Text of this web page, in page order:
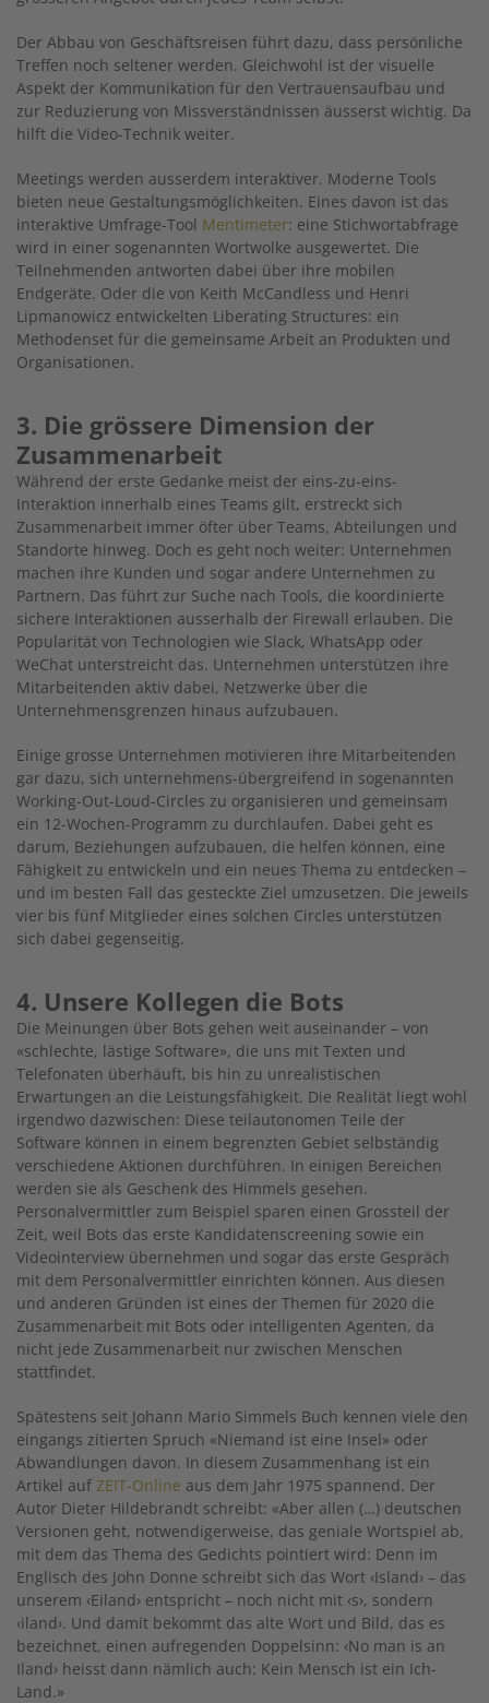
Der Abbau von Geschäftsreisen führt dazu, dass persönliche
Treffen noch seltener werden. Gleichwohl ist der visuelle
Aspekt der Kommunikation für den Vertrauensaufbau und
zur Reduzierung von Missverständnissen äusserst wichtig. Da
hilft die Video-Technik weiter.
Meetings werden ausserdem interaktiver. Moderne Tools
bieten neue Gestaltungsmöglichkeiten. Eines davon ist das
interaktive Umfrage-Tool Mentimeter: eine Stichwortabfrage
wird in einer sogenannten Wortwolke ausgewertet. Die
Teilnehmenden antworten dabei über ihre mobilen
Endgeräte. Oder die von Keith McCandless und Henri
Lipmanowicz entwickelten Liberating Structures: ein
Methodenset für die gemeinsame Arbeit an Produkten und
Organisationen.
3. Die grössere Dimension der
Zusammenarbeit
Während der erste Gedanke meist der eins-zu-eins-
Interaktion innerhalb eines Teams gilt, erstreckt sich
Zusammenarbeit immer öfter über Teams, Abteilungen und
Standorte hinweg. Doch es geht noch weiter: Unternehmen
machen ihre Kunden und sogar andere Unternehmen zu
Partnern. Das führt zur Suche nach Tools, die koordinierte
sichere Interaktionen ausserhalb der Firewall erlauben. Die
Popularität von Technologien wie Slack, WhatsApp oder
WeChat unterstreicht das. Unternehmen unterstützen ihre
Mitarbeitenden aktiv dabei, Netzwerke über die
Unternehmensgrenzen hinaus aufzubauen.
Einige grosse Unternehmen motivieren ihre Mitarbeitenden
gar dazu, sich unternehmens-übergreifend in sogenannten
Working-Out-Loud-Circles zu organisieren und gemeinsam
ein 12-Wochen-Programm zu durchlaufen. Dabei geht es
darum, Beziehungen aufzubauen, die helfen können, eine
Fähigkeit zu entwickeln und ein neues Thema zu entdecken –
und im besten Fall das gesteckte Ziel umzusetzen. Die jeweils
vier bis fünf Mitglieder eines solchen Circles unterstützen
sich dabei gegenseitig.
4. Unsere Kollegen die Bots
Die Meinungen über Bots gehen weit auseinander – von
«schlechte, lästige Software», die uns mit Texten und
Telefonaten überhäuft, bis hin zu unrealistischen
Erwartungen an die Leistungsfähigkeit. Die Realität liegt wohl
irgendwo dazwischen: Diese teilautonomen Teile der
Software können in einem begrenzten Gebiet selbständig
verschiedene Aktionen durchführen. In einigen Bereichen
werden sie als Geschenk des Himmels gesehen.
Personalvermittler zum Beispiel sparen einen Grossteil der
Zeit, weil Bots das erste Kandidatenscreening sowie ein
Videointerview übernehmen und sogar das erste Gespräch
mit dem Personalvermittler einrichten können. Aus diesen
und anderen Gründen ist eines der Themen für 2020 die
Zusammenarbeit mit Bots oder intelligenten Agenten, da
nicht jede Zusammenarbeit nur zwischen Menschen
stattfindet.
Spätestens seit Johann Mario Simmels Buch kennen viele den
eingangs zitierten Spruch «Niemand ist eine Insel» oder
Abwandlungen davon. In diesem Zusammenhang ist ein
Artikel auf ZEIT-Online aus dem Jahr 1975 spannend. Der
Autor Dieter Hildebrandt schreibt: «Aber allen (…) deutschen
Versionen geht, notwendigerweise, das geniale Wortspiel ab,
mit dem das Thema des Gedichts pointiert wird: Denn im
Englisch des John Donne schreibt sich das Wort ‹Island› – das
unserem ‹Eiland› entspricht – noch nicht mit ‹s›, sondern
‹iland›. Und damit bekommt das alte Wort und Bild, das es
bezeichnet, einen aufregenden Doppelsinn: ‹No man is an
Iland› heisst dann nämlich auch: Kein Mensch ist ein Ich-
Land.»